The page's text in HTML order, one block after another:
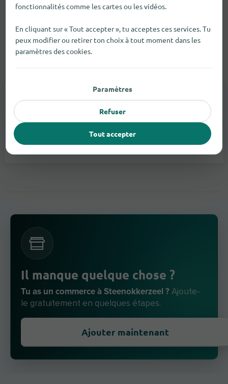
Aides visuelles et auditives
Appareils Auditifs
Lunettes
Il manque quelque chose ?
Tu as un commerce à Steenokkerzeel ? Ajoute-
le gratuitement en quelques étapes.
Ajouter maintenant
fonctionnalités comme les cartes ou les vidéos.
En cliquant sur « Tout accepter », tu acceptes ces services. Tu
peux modifier ou retirer ton choix à tout moment dans les
paramètres des cookies.
Paramètres
Refuser
Tout accepter